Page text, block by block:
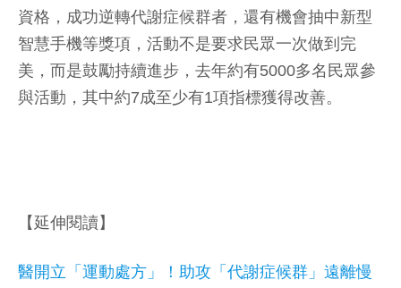
資格，成功逆轉代謝症候群者，還有機會抽中新型
智慧手機等獎項，活動不是要求民眾一次做到完
美，而是鼓勵持續進步，去年約有5000多名民眾參
與活動，其中約7成至少有1項指標獲得改善。
【延伸閱讀】
醫開立「運動處方」！助攻「代謝症候群」遠離慢